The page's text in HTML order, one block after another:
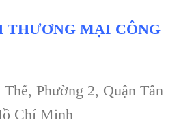
THƯƠNG MẠI CÔNG
Phường 2, Quận Tân
Chí Minh